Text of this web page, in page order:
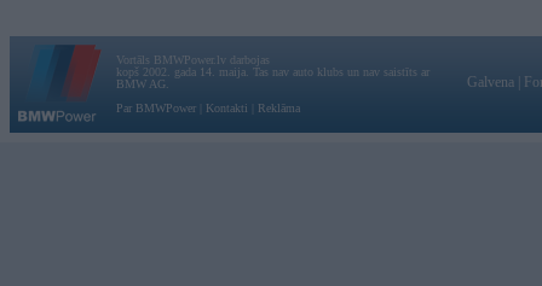
Vortāls BMWPower.lv darbojas
kopš 2002. gada 14. maija. Tas nav auto klubs un nav saistīts ar
BMW AG.
Par BMWPower
Kontakti Reklāma
Galvena